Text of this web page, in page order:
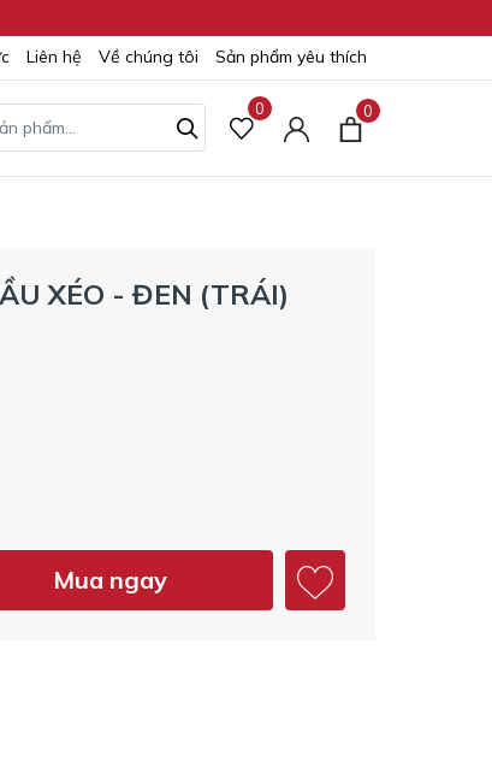
Liên hệ Về chúng tôi Sản phẩm yêu thích
0 0
XÉO - ĐEN (TRÁI)
Mua ngay